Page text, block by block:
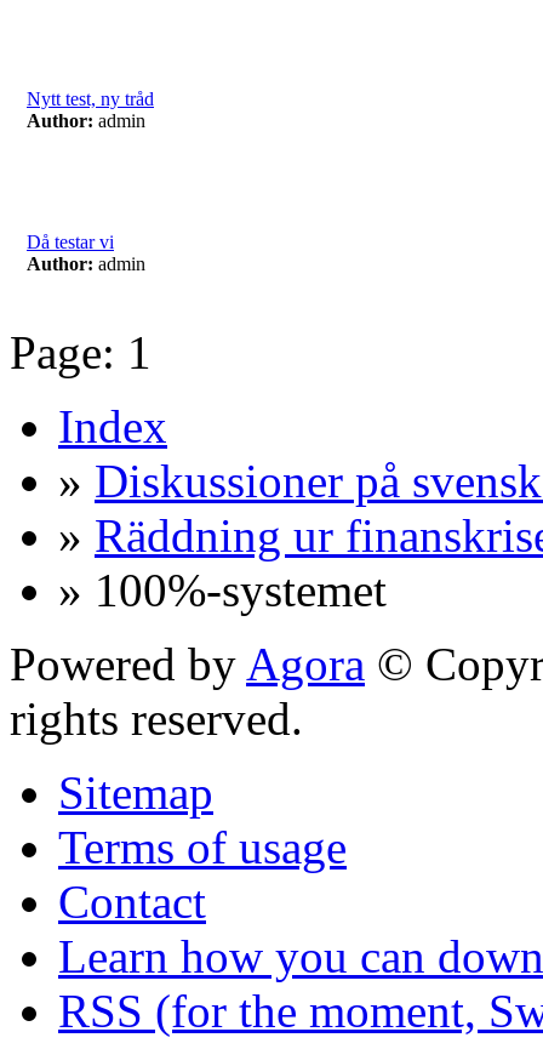
Nytt test, ny tråd
Author: admin
Då testar vi
Author: admin
Page: 1
Index
» Diskussioner på
» Räddning ur
» 100%-systemet
Powered by Agora ©
rights reserved.
Sitemap
Terms of usage
Contact
Learn how you can
RSS (for the moment,